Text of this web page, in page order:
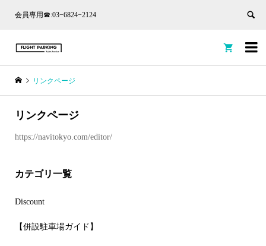
会員専用☎:03−6824−2124


リンクページ
リンクページ
https://navitokyo.com/editor/
カテゴリ一覧
Discount
【併設駐車場ガイド】